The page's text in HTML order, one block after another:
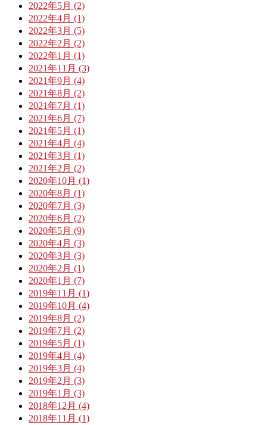
2022年5月 (2)
2022年4月 (1)
2022年3月 (5)
2022年2月 (2)
2022年1月 (1)
2021年11月 (3)
2021年9月 (4)
2021年8月 (2)
2021年7月 (1)
2021年6月 (7)
2021年5月 (1)
2021年4月 (4)
2021年3月 (1)
2021年2月 (2)
2020年10月 (1)
2020年8月 (1)
2020年7月 (3)
2020年6月 (2)
2020年5月 (9)
2020年4月 (3)
2020年3月 (3)
2020年2月 (1)
2020年1月 (7)
2019年11月 (1)
2019年10月 (4)
2019年8月 (2)
2019年7月 (2)
2019年5月 (1)
2019年4月 (4)
2019年3月 (4)
2019年2月 (3)
2019年1月 (3)
2018年12月 (4)
2018年11月 (1)